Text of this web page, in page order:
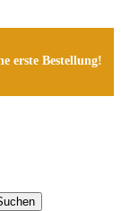
erste Bestellung!